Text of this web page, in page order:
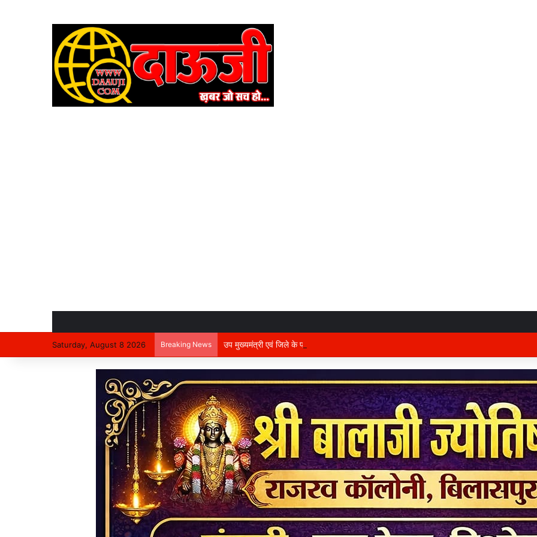
Saturday, August 8 2026 Breaking News उप मुख्यमंत्री एवं जिले के प्रभारी मंत्री अरुण साव कल लेंगे विभागीय योजनाओं और विकास कार्यों की समीक्षा